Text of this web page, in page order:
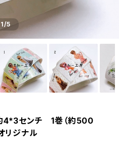
1/5
センチ 1巻（約500
ジナル